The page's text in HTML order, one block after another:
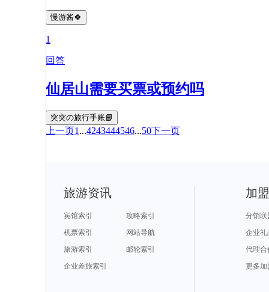
慢游酱🍀
1
回答
仙居山需要买票或预约吗
突突の旅行手账📘
上一页1 ...4243444546...50下一页
旅游资讯
宾馆索引
攻略索引
机票索引
网站导航
旅游索引
邮轮索引
企业差旅索引
加
分销联
企业礼
代理合
更多加